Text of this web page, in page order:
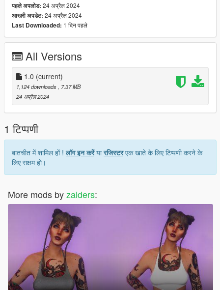
पहले अपलोड: 24 अप्रैल 2024
आखरी अपडेट: 24 अप्रैल 2024
Last Downloaded: 1 दिन पहले
All Versions
1.0 (current)
1,124 downloads, 7.37 MB
24 अप्रैल 2024
1 टिप्पणी
बातचीत में शामिल हों !लॉग इन करेंयारजिस्टरएक खाते के लिए टिप्पणी करने के
लिए सक्षम हो।
More mods byzaiders: